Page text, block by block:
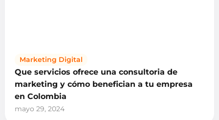
Marketing Digital
Que servicios ofrece una consultoria de
marketing y cómo benefician a tu empresa
en Colombia
mayo 29, 2024